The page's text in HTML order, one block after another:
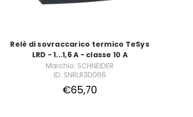
Relè di sovraccarico termico TeSys
LRD - 1...1,6 A - classe 10 A
Marchio: SCHNEIDER
ID: SNRLR3D066
€65,70